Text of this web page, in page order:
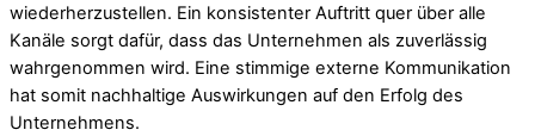
wiederherzustellen. Ein konsistenter Auftritt quer über alle
Kanäle sorgt dafür, dass das Unternehmen als zuverlässig
wahrgenommen wird. Eine stimmige externe Kommunikation
hat somit nachhaltige Auswirkungen auf den Erfolg des
Unternehmens.